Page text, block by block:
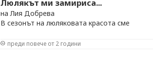
Люлякът ми замириса...
на Лия Добрева
В сезонът на люляковата красота сме
преди повече от 2 години